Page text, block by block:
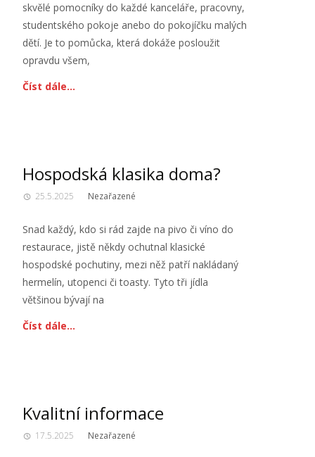
skvělé pomocníky do každé kanceláře, pracovny,
studentského pokoje anebo do pokojíčku malých
dětí. Je to pomůcka, která dokáže posloužit
opravdu všem,
Číst dále…
Hospodská klasika doma?
25.5.2025 Nezařazené
Snad každý, kdo si rád zajde na pivo či víno do
restaurace, jistě někdy ochutnal klasické
hospodské pochutiny, mezi něž patří nakládaný
hermelín, utopenci či toasty. Tyto tři jídla
většinou bývají na
Číst dále…
Kvalitní informace
17.5.2025 Nezařazené